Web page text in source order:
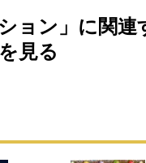
ョン」に関連
見る